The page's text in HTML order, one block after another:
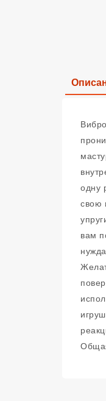
одну
свою
вам